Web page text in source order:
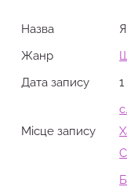
Назва
Жанр
Дата запису
Місце запису